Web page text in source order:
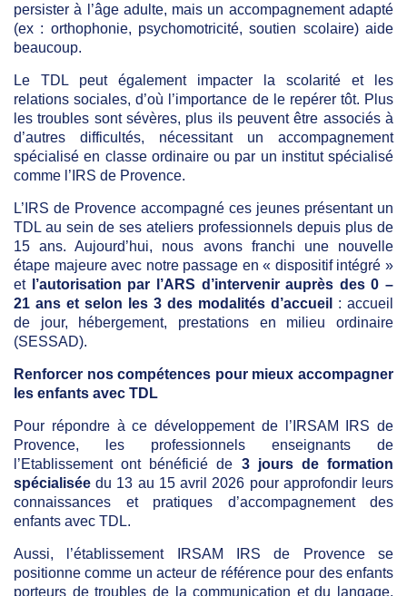
persister à l’âge adulte, mais un accompagnement adapté
(ex : orthophonie, psychomotricité, soutien scolaire) aide
beaucoup.
Le TDL peut également impacter la scolarité et les
relations sociales, d’où l’importance de le repérer tôt. Plus
les troubles sont sévères, plus ils peuvent être associés à
d’autres difficultés, nécessitant un accompagnement
spécialisé en classe ordinaire ou par un institut spécialisé
comme l’IRS de Provence.
L’IRS de Provence accompagné ces jeunes présentant un
TDL au sein de ses ateliers professionnels depuis plus de
15 ans. Aujourd’hui, nous avons franchi une nouvelle
étape majeure avec notre passage en « dispositif intégré »
et
l’autorisation par l’ARS d’intervenir auprès des 0 –
21 ans et selon les 3 des modalités d’accueil
: accueil
de jour, hébergement, prestations en milieu ordinaire
(SESSAD).
Renforcer nos compétences pour mieux accompagner
les enfants avec TDL
Pour répondre à ce développement de l’IRSAM IRS de
Provence, les professionnels enseignants de
l’Etablissement ont bénéficié de 3 jours de formation
spécialisée du 13 au 15 avril 2026 pour approfondir leurs
connaissances et pratiques d’accompagnement des
enfants avec TDL.
Aussi, l’établissement IRSAM IRS de Provence se
positionne comme un acteur de référence pour des enfants
porteurs de troubles de la communication et du langage,